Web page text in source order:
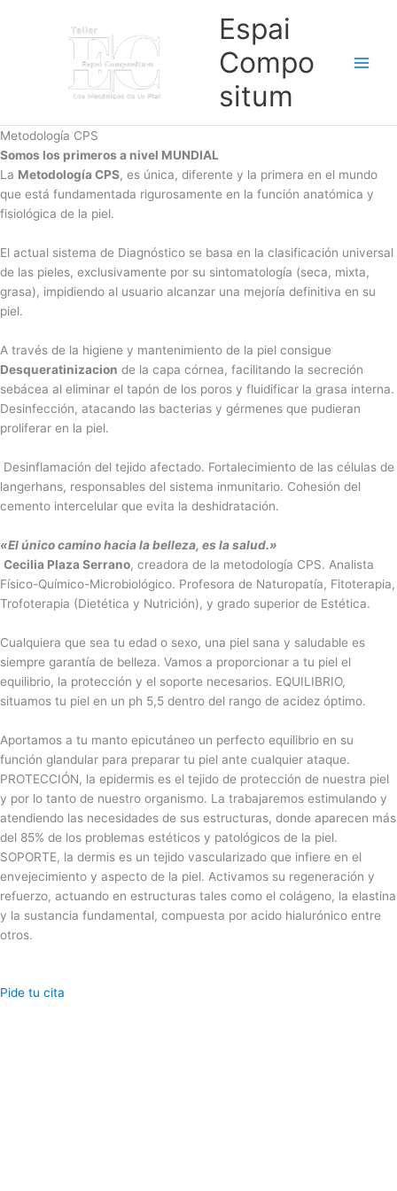
Espai
Compo
situm
Metodología CPS
Somos los primeros a nivel MUNDIAL
La Metodología CPS, es única, diferente y la primera en el mundo
que está fundamentada rigurosamente en la función anatómica y
fisiológica de la piel.
El actual sistema de Diagnóstico se basa en la clasificación universal
de las pieles, exclusivamente por su sintomatología (seca, mixta,
grasa), impidiendo al usuario alcanzar una mejoría definitiva en su
piel.
A través de la higiene y mantenimiento de la piel consigue
Desqueratinizacion de la capa córnea, facilitando la secreción
sebácea al eliminar el tapón de los poros y fluidificar la grasa interna.
Desinfección, atacando las bacterias y gérmenes que pudieran
proliferar en la piel.
Desinflamación del tejido afectado. Fortalecimiento de las células de
langerhans, responsables del sistema inmunitario. Cohesión del
cemento intercelular que evita la deshidratación.
«El único camino hacia la belleza, es la salud.»
Cecilia Plaza Serrano, creadora de la metodología CPS. Analista
Físico-Químico-Microbiológico. Profesora de Naturopatía, Fitoterapia,
Trofoterapia (Dietética y Nutrición), y grado superior de Estética.
Cualquiera que sea tu edad o sexo, una piel sana y saludable es
siempre garantía de belleza. Vamos a proporcionar a tu piel el
equilibrio, la protección y el soporte necesarios. EQUILIBRIO,
situamos tu piel en un ph 5,5 dentro del rango de acidez óptimo.
Aportamos a tu manto epicutáneo un perfecto equilibrio en su
función glandular para preparar tu piel ante cualquier ataque.
PROTECCIÓN, la epidermis es el tejido de protección de nuestra piel
y por lo tanto de nuestro organismo. La trabajaremos estimulando y
atendiendo las necesidades de sus estructuras, donde aparecen más
del 85% de los problemas estéticos y patológicos de la piel.
SOPORTE, la dermis es un tejido vascularizado que infiere en el
envejecimiento y aspecto de la piel. Activamos su regeneración y
refuerzo, actuando en estructuras tales como el colágeno, la elastina
y la sustancia fundamental, compuesta por acido hialurónico entre
otros.
Pide tu cita